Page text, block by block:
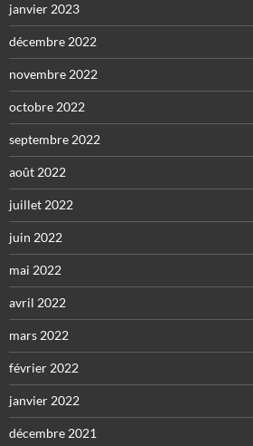
janvier 2023
décembre 2022
novembre 2022
octobre 2022
septembre 2022
août 2022
juillet 2022
juin 2022
mai 2022
avril 2022
mars 2022
février 2022
janvier 2022
décembre 2021